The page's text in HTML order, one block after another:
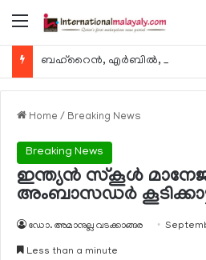
Menu
Home / Breaking News
Breaking News
ഇന്ത്യന്‍ സ്‌കൂള്‍
അംബാസഡര്‍
ഡോ. അമാനുല്ല വടക്കാങ്ങര
Less than a minute